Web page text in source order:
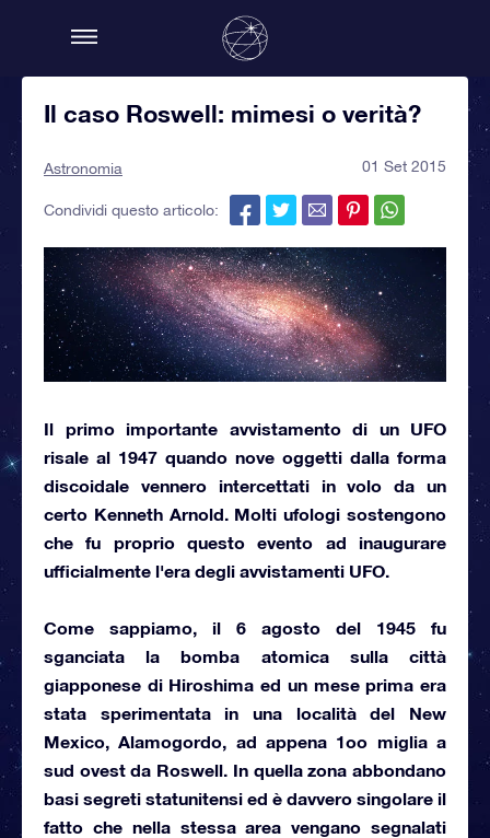
Il caso Roswell: mimesi o verità?
Astronomia 01 Set 2015
Condividi questo articolo:
Il primo importante avvistamento di un UFO
risale al 1947 quando nove oggetti dalla forma
discoidale vennero intercettati in volo da un
certo Kenneth Arnold.Molti ufologi sostengono
che fu proprio questo evento ad inaugurare
ufficialmente l'era degli avvistamenti UFO.
Come sappiamo, il 6 agosto del 1945 fu
sganciata la bomba atomica sulla città
giapponese di Hiroshima ed un mese prima era
stata sperimentata in una località del New
Mexico, Alamogordo, ad appena 1oo miglia a
sud ovest da Roswell. In quella zona abbondano
basi segreti statunitensi ed è davvero singolare il
fatto che nella stessa area vengano segnalati